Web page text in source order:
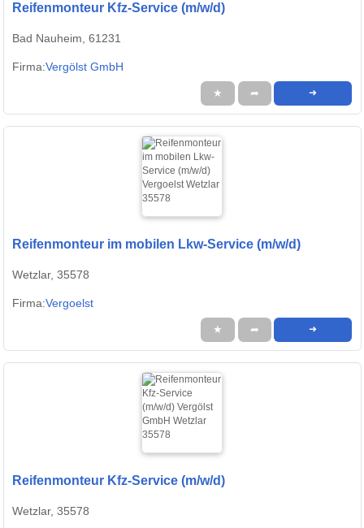
Reifenmonteur Kfz-Service (m/w/d)
Bad Nauheim, 61231
Firma:Vergölst GmbH
★ ➦ ➜
Reifenmonteur im mobilen Lkw-Service (m/w/d)
Wetzlar, 35578
Firma:Vergoelst
★ ➦ ➜
Reifenmonteur Kfz-Service (m/w/d)
Wetzlar, 35578